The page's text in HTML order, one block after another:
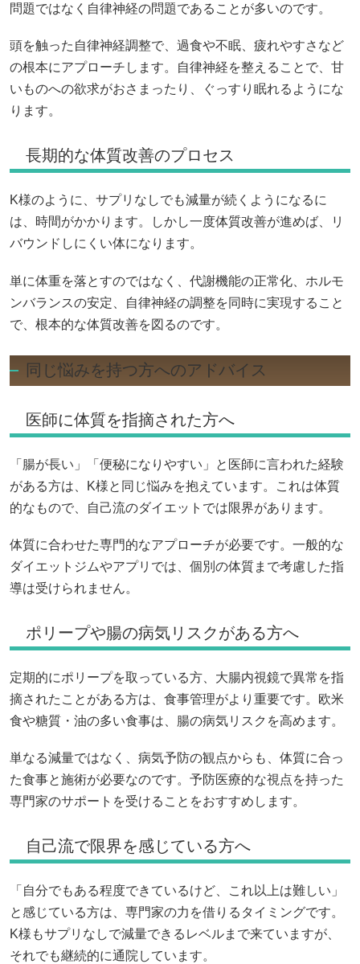
問題ではなく自律神経の問題であることが多いのです。
頭を触った自律神経調整で、過食や不眠、疲れやすさなど
の根本にアプローチします。自律神経を整えることで、甘
いものへの欲求がおさまったり、ぐっすり眠れるようにな
ります。
長期的な体質改善のプロセス
K様のように、サプリなしでも減量が続くようになるに
は、時間がかかります。しかし一度体質改善が進めば、リ
バウンドしにくい体になります。
単に体重を落とすのではなく、代謝機能の正常化、ホルモ
ンバランスの安定、自律神経の調整を同時に実現すること
で、根本的な体質改善を図るのです。
同じ悩みを持つ方へのアドバイス
医師に体質を指摘された方へ
「腸が長い」「便秘になりやすい」と医師に言われた経験
がある方は、K様と同じ悩みを抱えています。これは体質
的なもので、自己流のダイエットでは限界があります。
体質に合わせた専門的なアプローチが必要です。一般的な
ダイエットジムやアプリでは、個別の体質まで考慮した指
導は受けられません。
ポリープや腸の病気リスクがある方へ
定期的にポリープを取っている方、大腸内視鏡で異常を指
摘されたことがある方は、食事管理がより重要です。欧米
食や糖質・油の多い食事は、腸の病気リスクを高めます。
単なる減量ではなく、病気予防の観点からも、体質に合っ
た食事と施術が必要なのです。予防医療的な視点を持った
専門家のサポートを受けることをおすすめします。
自己流で限界を感じている方へ
「自分でもある程度できているけど、これ以上は難しい」
と感じている方は、専門家の力を借りるタイミングです。
K様もサプリなしで減量できるレベルまで来ていますが、
それでも継続的に通院しています。